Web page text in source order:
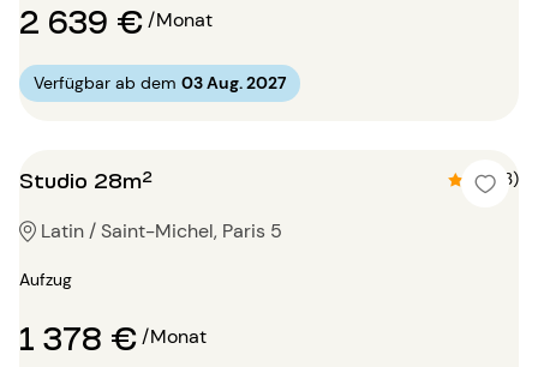
2 639 €/Monat
Verfügbar ab dem 03 Aug. 2027
Studio 28m² 4.3 (3)
Latin / Saint-Michel, Paris 5
Aufzug
1 378 €/Monat